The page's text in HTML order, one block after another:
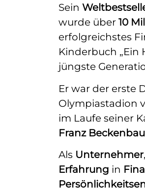
Sein
wurde über10
erfolgreichstes
Kinderbuch „Ein
jüngste
Er war der erste
Olympiastadion
im Laufe seiner
Franz
Als Unternehmer
Erfahrung in